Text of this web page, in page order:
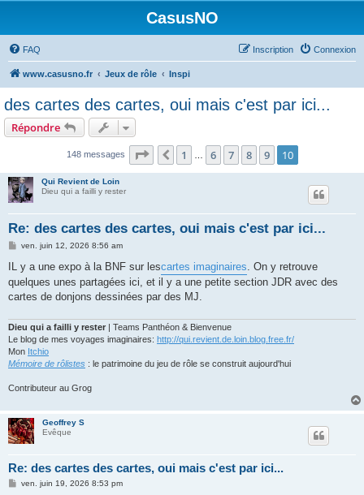
CasusNO
FAQ Connexion
Inscription
www.casusno.fr Jeux de rôle Inspi
des cartes des cartes, oui mais c'est par ici...
Répondre
148 messages Page 10 sur 10
Précédent
1 6 7 8 9 10
Qui Revient de Loin
Dieu qui a failli y rester
Re: des cartes des cartes, oui mais c'est par ici...
M
s
s
a
g
e
ven. juin 12, 2026 8:56 am
IL y a une expo à la BNF sur lescartes imaginaires. On y retrouve
quelques unes partagées ici, et il y a une petite section JDR avec des
cartes de donjons dessinées par des MJ.
Dieu qui a failli y rester | Teams Panthéon & Bienvenue
Le blog de mes voyages imaginaires: http://qui.revient.de.loin.blog.free.fr/
Mon Itchio
Mémoire de rôlistes : le patrimoine du jeu de rôle se construit aujourd'hui
Contributeur au Grog
Geoffrey S
Evêque
Re: des cartes des cartes, oui mais c'est par ici...
Mven. juin 19, 2026 8:53 pm